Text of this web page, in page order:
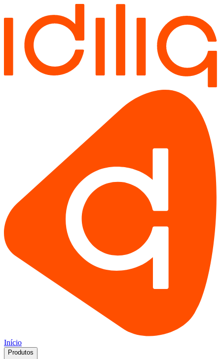
Início
Produtos